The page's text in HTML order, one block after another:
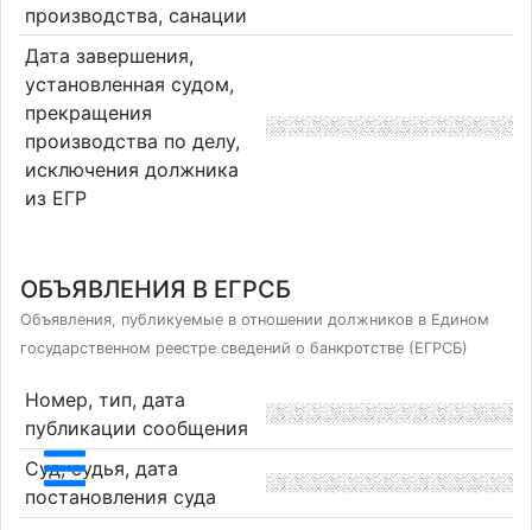
производства, санации
Дата завершения,
установленная судом,
прекращения
производства по делу,
исключения должника
из ЕГР
ОБЪЯВЛЕНИЯ В ЕГРСБ
Объявления, публикуемые в отношении должников в Едином
государственном реестре сведений о банкротстве (ЕГРСБ)
Номер, тип, дата
публикации сообщения
Суд, судья, дата
постановления суда